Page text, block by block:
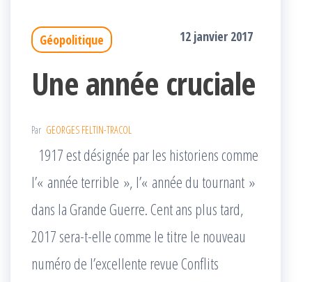
Géopolitique 12 janvier 2017
Une année cruciale
Par GEORGES FELTIN-TRACOL
1917 est désignée par les historiens comme
l’« année terrible », l’« année du tournant »
dans la Grande Guerre. Cent ans plus tard,
2017 sera-t-elle comme le titre le nouveau
numéro de l’excellente revue Conflits